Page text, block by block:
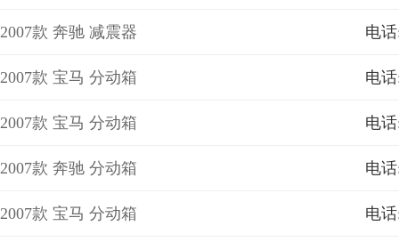
2007款 奔驰 减震器 电
2007款 宝马 分动箱 电
2007款 宝马 分动箱 电
2007款 奔驰 分动箱 电
2007款 宝马 分动箱 电